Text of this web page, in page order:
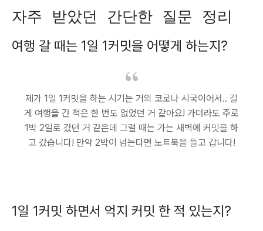
자주 받았던 간단한 질문 정리
여행 갈 때는 1일 1커밋을 어떻게 하는지?
제가 1일 1커밋을 하는 시기는 거의 코로나 시국이어서.. 길
게 여행을 간 적은 한 번도 없었던 거 같아요! 가더라도 주로
1박 2일로 갔던 거 같은데 그럴 때는 가는 새벽에 커밋을 하
고 갔습니다! 만약 2박이 넘는다면 노트북을 들고 갑니다!
1일 1커밋 하면서 억지 커밋 한 적 있는지?